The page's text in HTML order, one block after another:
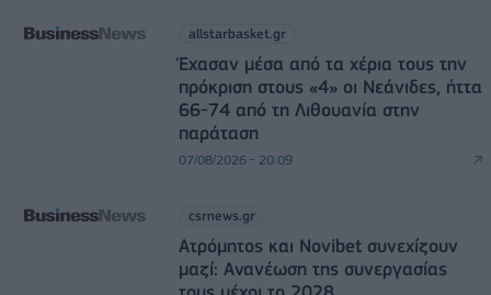
allstarbasket.gr
Έχασαν μέσα από τα χέρια τους την
πρόκριση στους «4» οι Νεάνιδες, ήττα
66-74 από τη Λιθουανία στην
παράταση
07/08/2026 - 20:09
csrnews.gr
Ατρόμητος και Novibet συνεχίζουν
μαζί: Ανανέωση της συνεργασίας